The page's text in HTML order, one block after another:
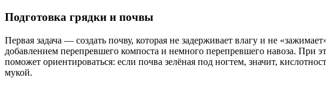
Подготовка грядки и почвы
Первая задача — создать почву, которая не задерживает влагу и не
добавлением перепревшего компоста и немного перепревшего навоза.
поможет ориентироваться: если почва зелёная под ногтем, значит,
мукой.